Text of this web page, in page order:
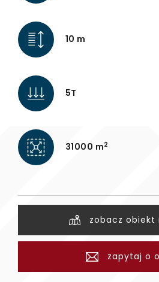
10 m
5T
31000 m2
zobacz obiekt
zapytaj o